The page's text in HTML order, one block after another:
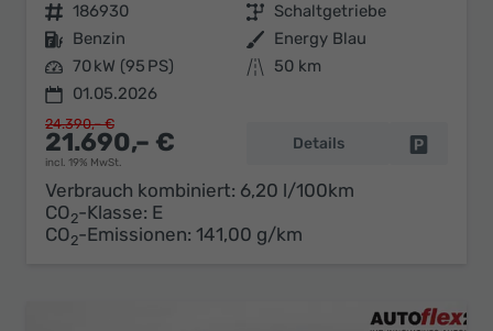
Fahrzeugnr. 186930 Getriebe Schaltgetriebe
Kraftstoff Benzin Außenfarbe Energy Blau
Leistung 70 kW (95 PS) Kilometerstand
50 km
01.05.2026
21.690,– €
incl. 19% MwSt.
24.390,– €
Details
Verbrauch kombiniert: 6,20 l/100km
CO2-Klasse: E
CO2-Emissionen: 141,00 g/km